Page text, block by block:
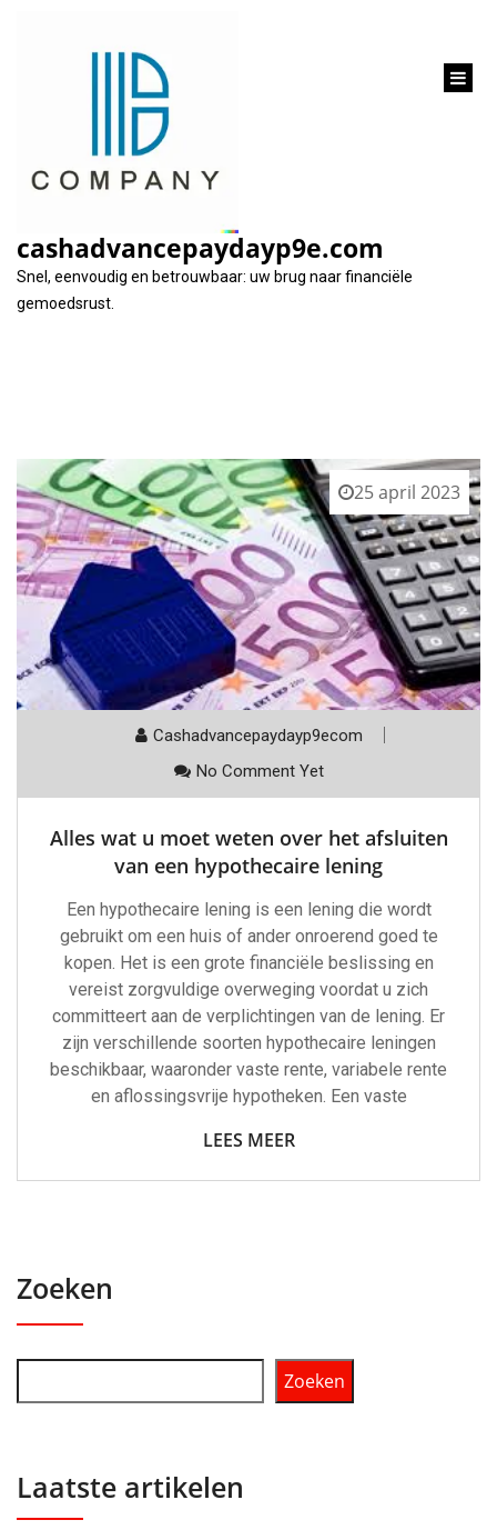
cashadvancepaydayp9e.com
Snel, eenvoudig en betrouwbaar: uw brug naar financiële
gemoedsrust.
Tag: maandelijkse betalingen passen bij budget
25 april 2023
Cashadvancepaydayp9ecom
No Comment Yet
Alles wat u moet weten over het afsluiten
van een hypothecaire lening
Een hypothecaire lening is een lening die wordt
gebruikt om een huis of ander onroerend goed te
kopen. Het is een grote financiële beslissing en
vereist zorgvuldige overweging voordat u zich
committeert aan de verplichtingen van de lening. Er
zijn verschillende soorten hypothecaire leningen
beschikbaar, waaronder vaste rente, variabele rente
en aflossingsvrije hypotheken. Een vaste
LEES MEER
Zoeken
Zoeken
Laatste artikelen